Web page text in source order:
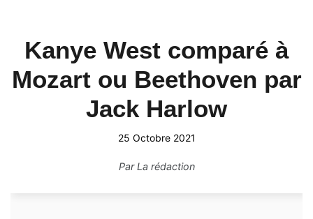
Kanye West comparé à
Mozart ou Beethoven par
Jack Harlow
25 Octobre 2021
ParLa rédaction